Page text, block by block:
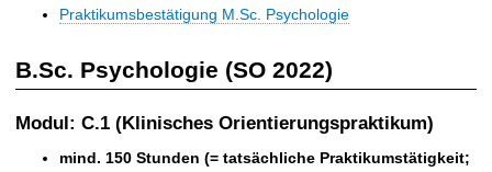
Praktikumsbestätigung M.Sc. Psychologie
B.Sc. Psychologie (SO 2022)
Modul: C.1 (Klinisches Orientierungspraktikum)
mind. 150 Stunden (= tatsächliche Praktikumstätigkeit;